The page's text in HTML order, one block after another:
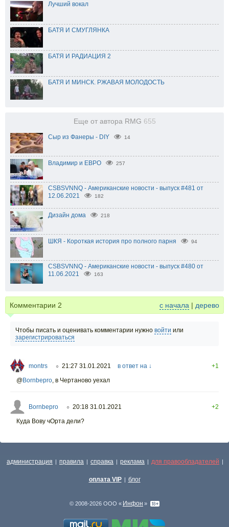
Лучший вокал
БАТЯ И СМУГЛЯНКА
БАТЯ И РАДИАЦИЯ 2
БАТЯ И МИНСК. РЖАВАЯ МОЛОДОСТЬ
Еще от автора RMG 655
Сыр из Фанеры - DIY 14
Владимир и ЕВРО 257
CSBSVNNQ - Американские новости - выпуск #481 от
12.06.2021
182
Дизайн дома 218
ШКЯ - Короткая история про полного парня 94
CSBSVNNQ - Американские новости - выпуск #480 от
11.06.2021
163
Комментарии 2 с начала | дерево
Чтобы писать и оценивать комментарии нужно войти или
зарегистрироваться
montrs ○ 21:27 31.01.2021 в ответ на ↓
+1
@Bornbepro, в Чертаново уехал
Bornbepro ○ 20:18 31.01.2021
+2
Куда Вову чОрта дели?
администрация | правила | справка | реклама | для правообладателей |
оплата VIP | блог
© 2008-2026 ООО « Инфон »